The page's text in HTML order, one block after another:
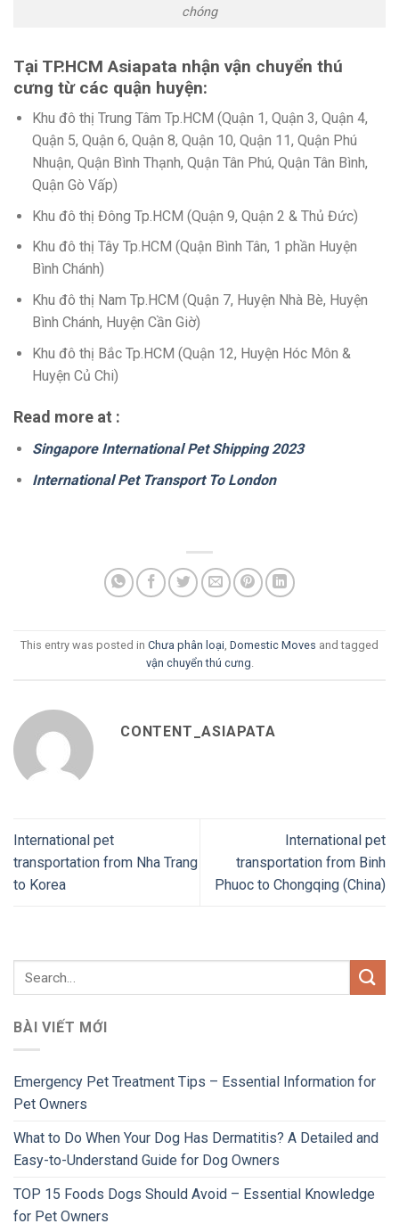
chóng
Tại TP.HCM Asiapata nhận vận chuyển thú
cưng từ các quận huyện:
Khu đô thị Trung Tâm Tp.HCM (Quận 1, Quận 3, Quận 4,
Quận 5, Quận 6, Quận 8, Quận 10, Quận 11, Quận Phú
Nhuận, Quận Bình Thạnh, Quận Tân Phú, Quận Tân Bình,
Quận Gò Vấp)
Khu đô thị Đông Tp.HCM (Quận 9, Quận 2 & Thủ Đức)
Khu đô thị Tây Tp.HCM (Quận Bình Tân, 1 phần Huyện
Bình Chánh)
Khu đô thị Nam Tp.HCM (Quận 7, Huyện Nhà Bè, Huyện
Bình Chánh, Huyện Cần Giờ)
Khu đô thị Bắc Tp.HCM (Quận 12, Huyện Hóc Môn &
Huyện Củ Chi)
Read more at :
Singapore International Pet Shipping 2023
International Pet Transport To London
This entry was posted in Chưa phân loại, Domestic Moves and tagged
vận chuyển thú cưng.
CONTENT_ASIAPATA
International pet
transportation from Nha Trang
to Korea
International pet
transportation from Binh
Phuoc to Chongqing (China)
BÀI VIẾT MỚI
Emergency Pet Treatment Tips – Essential Information for
Pet Owners
What to Do When Your Dog Has Dermatitis? A Detailed and
Easy-to-Understand Guide for Dog Owners
TOP 15 Foods Dogs Should Avoid – Essential Knowledge
for Pet Owners